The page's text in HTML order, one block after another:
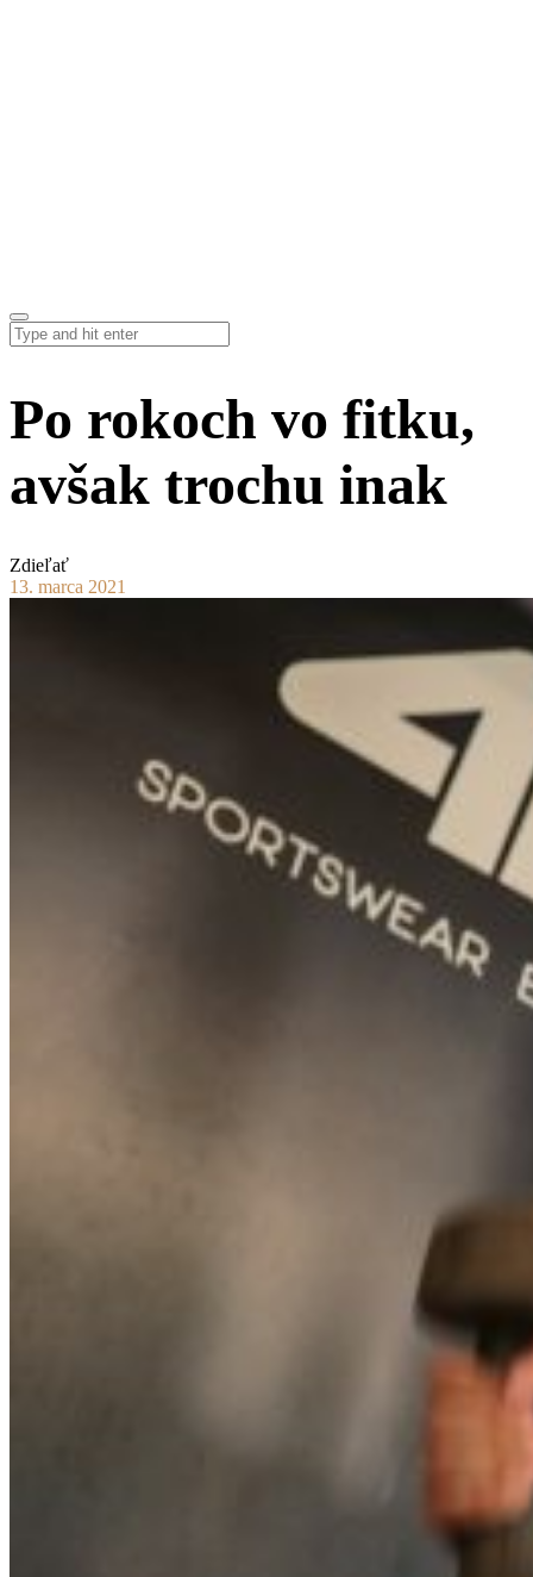
Po rokoch vo fitku,
avšak trochu inak
Zdieľať
13. marca 2021